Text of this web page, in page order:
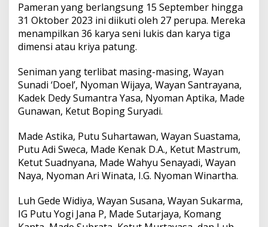
P
a
m
e
r
n
S
e
n
i
u
p
a
d
a
n
u
Pameran yang berlangsung 15 September hingga
31 Oktober 2023 ini diikuti oleh 27 perupa. Mereka
menampilkan 36 karya seni lukis dan karya tiga
dimensi atau kriya patung.
Seniman yang terlibat masing-masing, Wayan
Sunadi ‘Doel’, Nyoman Wijaya, Wayan Santrayana,
Kadek Dedy Sumantra Yasa, Nyoman Aptika, Made
Gunawan, Ketut Boping Suryadi.
Made Astika, Putu Suhartawan, Wayan Suastama,
Putu Adi Sweca, Made Kenak D.A., Ketut Mastrum,
Ketut Suadnyana, Made Wahyu Senayadi, Wayan
Naya, Nyoman Ari Winata, I.G. Nyoman Winartha.
Luh Gede Widiya, Wayan Susana, Wayan Sukarma,
IG Putu Yogi Jana P, Made Sutarjaya, Komang